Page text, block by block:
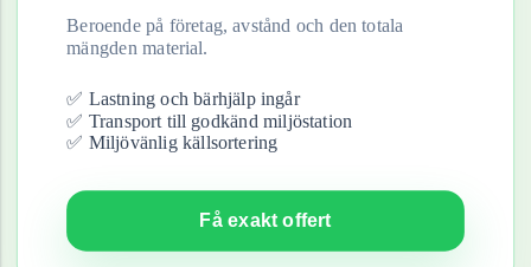
Beroende på företag, avstånd och den totala
mängden material.
✅ Lastning och bärhjälp ingår
✅ Transport till godkänd miljöstation
✅ Miljövänlig källsortering
Få exakt offert